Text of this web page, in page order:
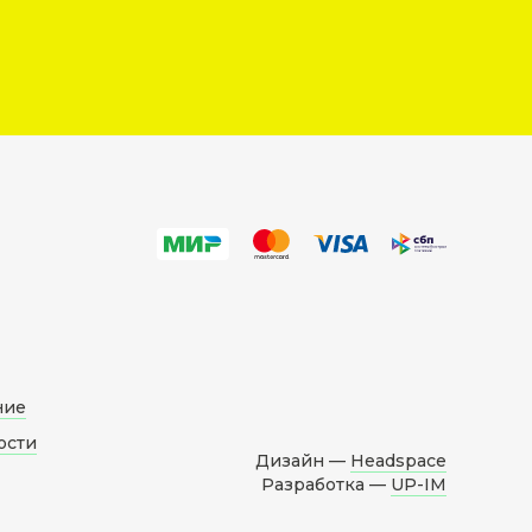
Дизайн — Headspace
Разработка — UP-IM